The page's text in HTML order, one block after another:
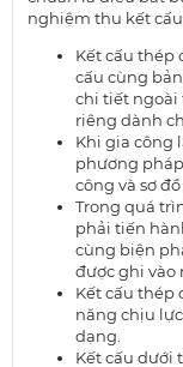
nghiệm thu kết cấu
Kết cấu thép
cấu cùng
chi tiết ngoài
riêng dành
Khi gia công
phương
công và sơ
Trong quá
phải tiến
cùng biện
được ghi vào
Kết cấu thép
năng chịu
dạng.
Kết cấu dưới